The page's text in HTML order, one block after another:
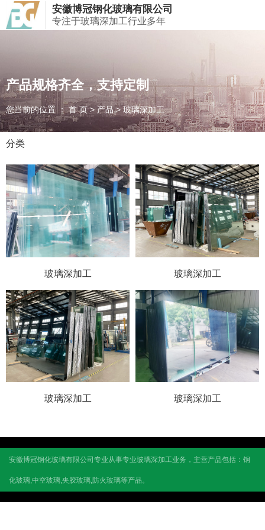
欢迎访问安徽博冠钢化玻璃有限公司！
安徽博冠钢化玻璃有限公司
专注于玻璃深加工行业多年
产品规格齐全，支持定制
您当前的位置 ： 首 页>产品 >玻璃深加工
产品规格齐全，支持定制
您当前的位置 ： 首 页>产品 >玻璃深加工
产品规格齐全，支持定制
您当前的位置 ： 首 页>产品 >玻璃深加工
分类
玻璃深加工 玻璃深加工
玻璃深加工 玻璃深加工
联系我们
安徽博冠钢化玻璃有限公司专业从事专业玻璃深加工业务，主营产品包括：钢
化玻璃,中空玻璃,夹胶玻璃,防火玻璃等产品。